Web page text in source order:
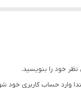
خود را بنویسید.
وارد حساب کاربری خود